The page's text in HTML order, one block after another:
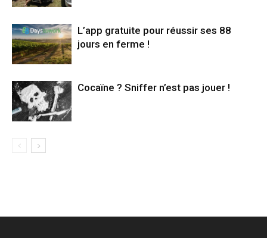
L’app gratuite pour réussir ses 88
jours en ferme !
Cocaïne ? Sniffer n’est pas jouer !